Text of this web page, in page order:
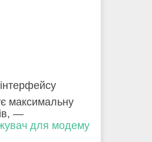
максимальну
—
для модему